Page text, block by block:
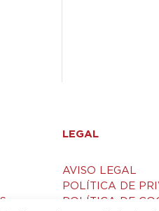
LEGAL
AVISO LEGAL
POLÍTICA DE
POLÍTICA DE